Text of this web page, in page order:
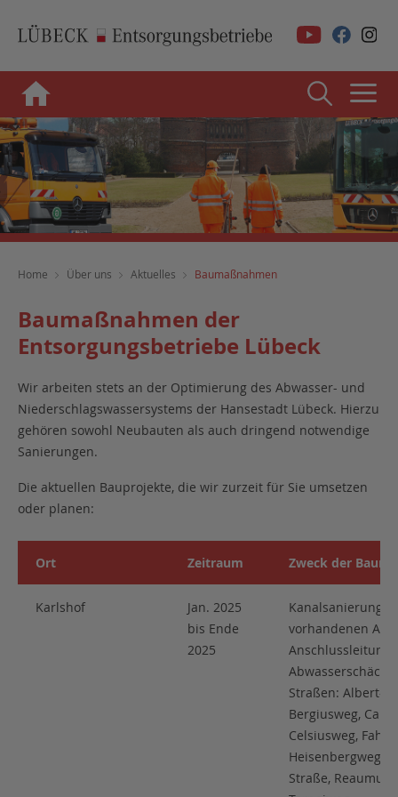
Home Über uns Aktuelles Baumaßnahmen
Baumaßnahmen der
Entsorgungsbetriebe Lübeck
Wir arbeiten stets an der Optimierung des Abwasser- und
Niederschlagswassersystems der Hansestadt Lübeck. Hierzu
gehören sowohl Neubauten als auch dringend notwendige
Sanierungen.
Die aktuellen Bauprojekte, die wir zurzeit für Sie umsetzen
oder planen:
Ort Zeitraum Zweck der
Karlshof
Jan. 2025
bis Ende
2025
Kanalsanierung
vorhandenen
Straßen: Albert-
Bergiusweg, Carl-
Celsiusweg,
Heisenbergweg,
Straße,